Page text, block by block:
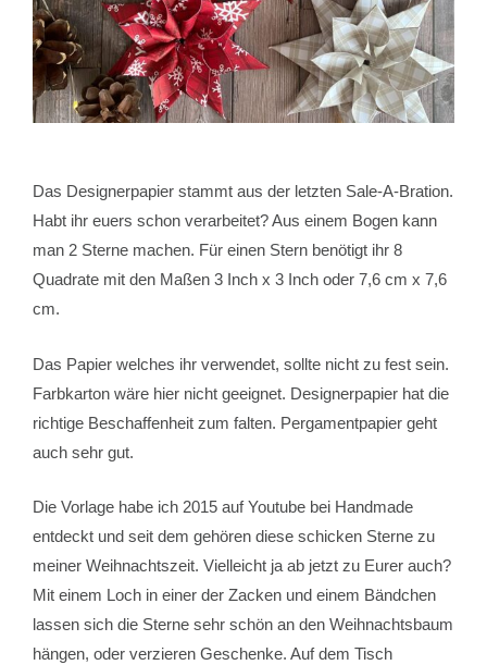
Das Designerpapier stammt aus der letzten Sale-A-Bration.
Habt ihr euers schon verarbeitet? Aus einem Bogen kann
man 2 Sterne machen. Für einen Stern benötigt ihr 8
Quadrate mit den Maßen 3 Inch x 3 Inch oder 7,6 cm x 7,6
cm.
Das Papier welches ihr verwendet, sollte nicht zu fest sein.
Farbkarton wäre hier nicht geeignet. Designerpapier hat die
richtige Beschaffenheit zum falten. Pergamentpapier geht
auch sehr gut.
Die Vorlage habe ich 2015 auf Youtube bei Handmade
entdeckt und seit dem gehören diese schicken Sterne zu
meiner Weihnachtszeit. Vielleicht ja ab jetzt zu Eurer auch?
Mit einem Loch in einer der Zacken und einem Bändchen
lassen sich die Sterne sehr schön an den Weihnachtsbaum
hängen, oder verzieren Geschenke. Auf dem Tisch